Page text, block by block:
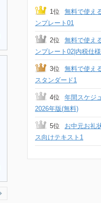
1位
無料で使え
ンプレート01
2位
無料で使え
ンプレート02|内税仕様
3位
無料で使え
スタンダード1
4位
年間スケジ
2026年版(無料)
5位
お中元お礼
ス向けテキスト1